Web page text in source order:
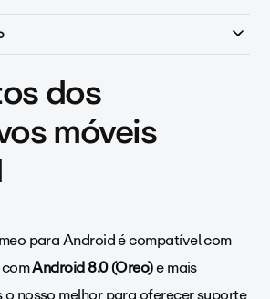
dos
móveis
para Android é compatível com
Android 8.0 (Oreo)e mais